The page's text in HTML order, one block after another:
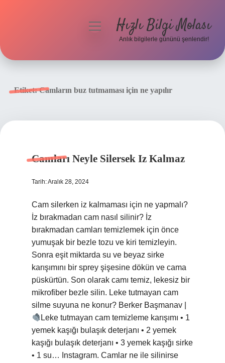
menüyüHızlı Bilgi Molası
Anlık bilgilerle gününü şenlendir!
Etiket:Camların buz tutmaması için ne yapılır
Camları Neyle Silersek Iz Kalmaz
Tarih: Aralık 28, 2024
Cam silerken iz kalmaması için ne yapmalı?
İz bırakmadan cam nasıl silinir? İz
bırakmadan camları temizlemek için önce
yumuşak bir bezle tozu ve kiri temizleyin.
Sonra eşit miktarda su ve beyaz sirke
karışımını bir sprey şişesine dökün ve cama
püskürtün. Son olarak camı temiz, lekesiz bir
mikrofiber bezle silin. Leke tutmayan cam
silme suyuna ne konur? Berker Başmanav |
Leke tutmayan cam temizleme karışımı • 1
yemek kaşığı bulaşık deterjanı • 2 yemek
kaşığı bulaşık deterjanı • 3 yemek kaşığı sirke
• 1 su… Instagram. Camlar ne ile silinirse